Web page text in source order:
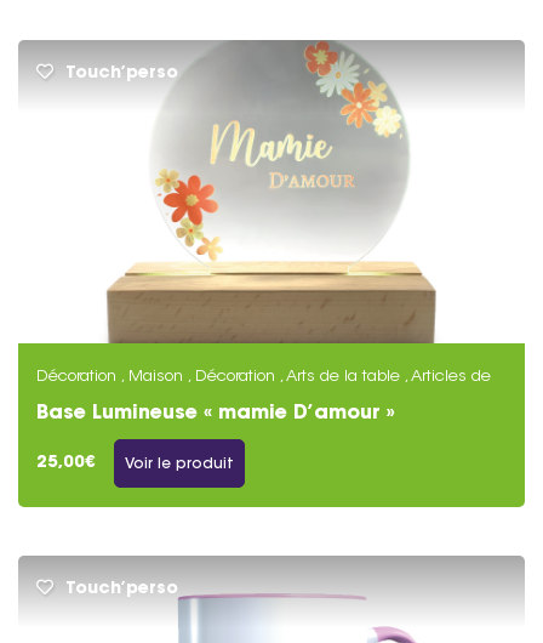
Touch’perso
Décoration , Maison , Décoration , Arts de la table , Articles de
fêtes
Base Lumineuse « mamie D’amour »
25,00€ Voir le produit
Touch’perso